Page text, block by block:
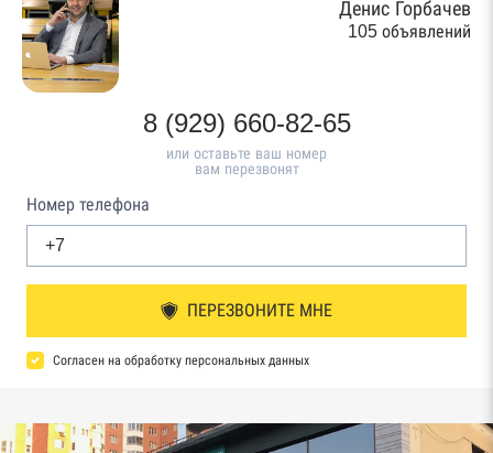
Денис Горбачев
105 объявлений
8 (929) 660-82-65
или оставьте ваш номер
вам перезвонят
Номер телефона
ПЕРЕЗВОНИТЕ МНЕ
Согласен на обработку персональных данных